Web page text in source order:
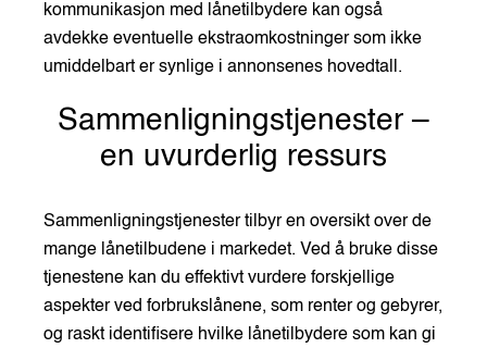
kommunikasjon med lånetilbydere kan også
avdekke eventuelle ekstraomkostninger som ikke
umiddelbart er synlige i annonsenes hovedtall.
Sammenligningstjenester –
en uvurderlig ressurs
Sammenligningstjenester tilbyr en oversikt over de
mange lånetilbudene i markedet. Ved å bruke disse
tjenestene kan du effektivt vurdere forskjellige
aspekter ved forbrukslånene, som renter og gebyrer,
og raskt identifisere hvilke lånetilbydere som kan gi